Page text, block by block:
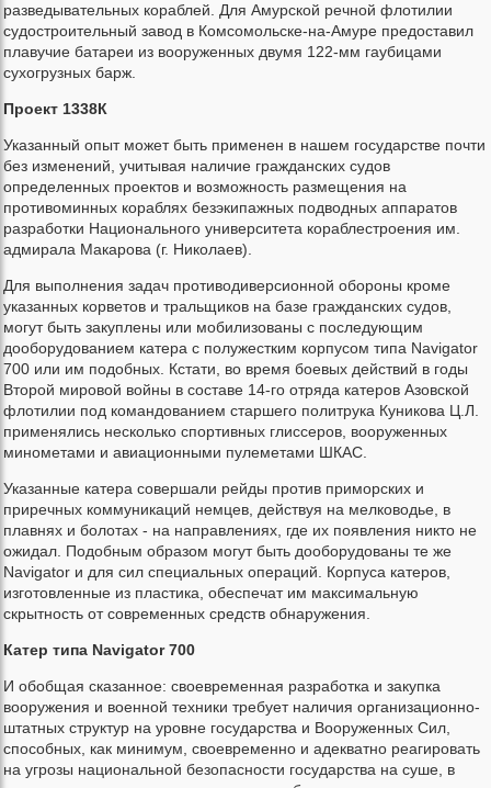
разведывательных кораблей. Для Амурской речной флотилии
судостроительный завод в Комсомольске-на-Амуре предоставил
плавучие батареи из вооруженных двумя 122-мм гаубицами
сухогрузных барж.
Проект 1338К
Указанный опыт может быть применен в нашем государстве почти
без изменений, учитывая наличие гражданских судов
определенных проектов и возможность размещения на
противоминных кораблях безэкипажных подводных аппаратов
разработки Национального университета кораблестроения им.
адмирала Макарова (г. Николаев).
Для выполнения задач противодиверсионной обороны кроме
указанных корветов и тральщиков на базе гражданских судов,
могут быть закуплены или мобилизованы с последующим
дооборудованием катера с полужестким корпусом типа Navigator
700 или им подобных. Кстати, во время боевых действий в годы
Второй мировой войны в составе 14-го отряда катеров Азовской
флотилии под командованием старшего политрука Куникова Ц.Л.
применялись несколько спортивных глиссеров, вооруженных
минометами и авиационными пулеметами ШКАС.
Указанные катера совершали рейды против приморских и
приречных коммуникаций немцев, действуя на мелководье, в
плавнях и болотах - на направлениях, где их появления никто не
ожидал. Подобным образом могут быть дооборудованы те же
Navigator и для сил специальных операций. Корпуса катеров,
изготовленные из пластика, обеспечат им максимальную
скрытность от современных средств обнаружения.
Катер типа Navigator 700
И обобщая сказанное: своевременная разработка и закупка
вооружения и военной техники требует наличия организационно-
штатных структур на уровне государства и Вооруженных Сил,
способных, как минимум, своевременно и адекватно реагировать
на угрозы национальной безопасности государства на суше, в